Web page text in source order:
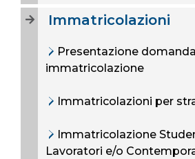
Immatricolazioni
Presentazione domanda
immatricolazione
Immatricolazioni per
Immatricolazione
Lavoratori e/o